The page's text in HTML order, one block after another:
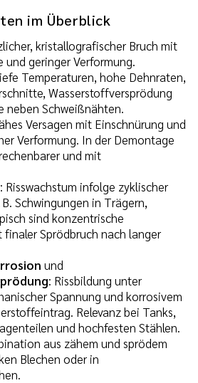
im Überblick
kristallografischer Bruch mit
geringer Verformung.
Temperaturen, hohe Dehnraten,
Wasserstoffversprödung
neben Schweißnähten.
Versagen mit Einschnürung und
Verformung. In der Demontage
und mit
: Risswachstum infolge zyklischer
Schwingungen in Trägern,
sind konzentrische
Sprödbruch nach langer
und
: Rissbildung unter
Spannung und korrosivem
Relevanz bei Tanks,
und hochfesten Stählen.
aus zähem und sprödem
Blechen oder in